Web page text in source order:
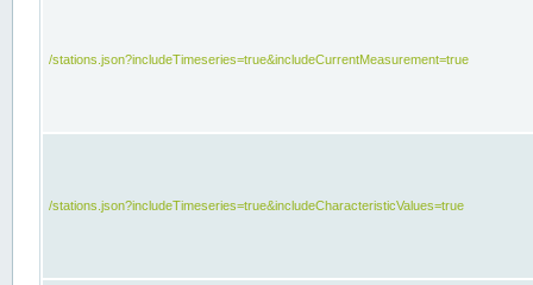
/stations.json?includeTimeseries=true&includeCurrentMeasurement=true
/stations.json?includeTimeseries=true&includeCharacteristicValues=true